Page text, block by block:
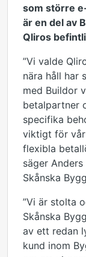
som större
är en del av
Qliros
”Vi valde
nära håll har
med Buildor
betalpartner
specifika
viktigt för
flexibla
säger
Skånska
”Vi är stolta
Skånska
av ett redan
kund inom